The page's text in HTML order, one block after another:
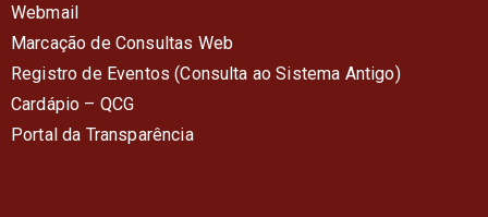
Webmail
Marcação de Consultas Web
Registro de Eventos (Consulta ao Sistema Antigo)
Cardápio – QCG
Portal da Transparência